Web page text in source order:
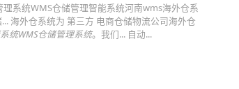
系统WMS仓储管理智能系统河南wms海外仓系
海外仓系统为 第三方 电商仓储物流公司海外仓
统WMS仓储管理系统。我们... 自动...